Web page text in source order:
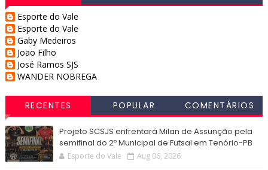
Esporte do Vale
Esporte do Vale
Gaby Medeiros
Joao Filho
José Ramos SJS
WANDER NOBREGA
RECENTES POPULAR COMENTÁRIOS
Projeto SCSJS enfrentará Milan de Assunção pela
semifinal do 2º Municipal de Futsal em Tenório-PB
Esporte do Vale Aug 06, 2026